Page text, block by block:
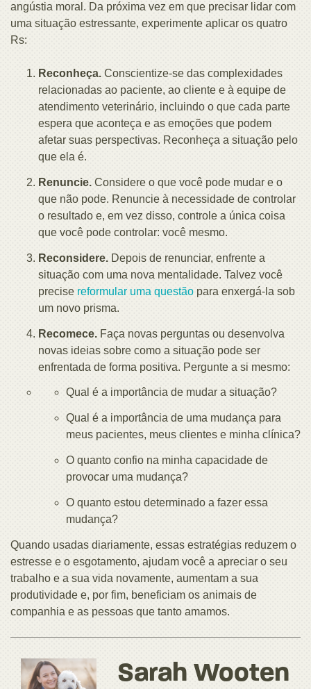
angústia moral. Da próxima vez em que precisar lidar com
uma situação estressante, experimente aplicar os quatro
Rs:
Reconheça. Conscientize-se das complexidades
relacionadas ao paciente, ao cliente e à equipe de
atendimento veterinário, incluindo o que cada parte
espera que aconteça e as emoções que podem
afetar suas perspectivas. Reconheça a situação pelo
que ela é.
Renuncie. Considere o que você pode mudar e o
que não pode. Renuncie à necessidade de controlar
o resultado e, em vez disso, controle a única coisa
que você pode controlar: você mesmo.
Reconsidere. Depois de renunciar, enfrente a
situação com uma nova mentalidade. Talvez você
precise reformular uma questão para enxergá-la sob
um novo prisma.
Recomece. Faça novas perguntas ou desenvolva
novas ideias sobre como a situação pode ser
enfrentada de forma positiva. Pergunte a si mesmo:
Qual é a importância de mudar a situação?
Qual é a importância de uma mudança para
meus pacientes, meus clientes e minha clínica?
O quanto confio na minha capacidade de
provocar uma mudança?
O quanto estou determinado a fazer essa
mudança?
Quando usadas diariamente, essas estratégias reduzem o
estresse e o esgotamento, ajudam você a apreciar o seu
trabalho e a sua vida novamente, aumentam a sua
produtividade e, por fim, beneficiam os animais de
companhia e as pessoas que tanto amamos.
Sarah Wooten